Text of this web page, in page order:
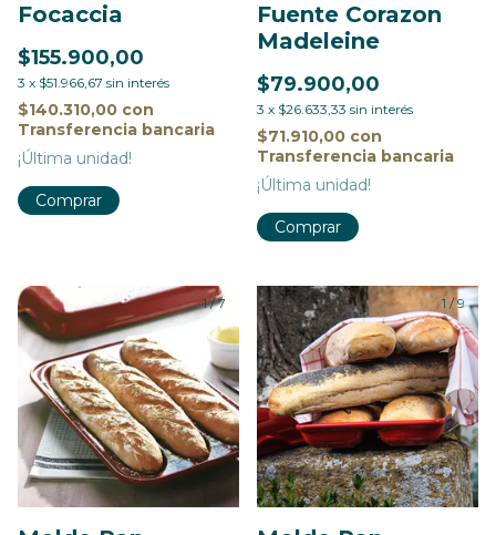
Focaccia
$155.900,00
3 x $51.966,67 sin interés
$140.310,00 con
Transferencia bancaria
¡Última unidad!
Comprar
Fuente Corazon
Madeleine
$79.900,00
3 x $26.633,33 sin interés
$71.910,00 con
Transferencia bancaria
¡Última unidad!
Comprar
1/7 1 /9